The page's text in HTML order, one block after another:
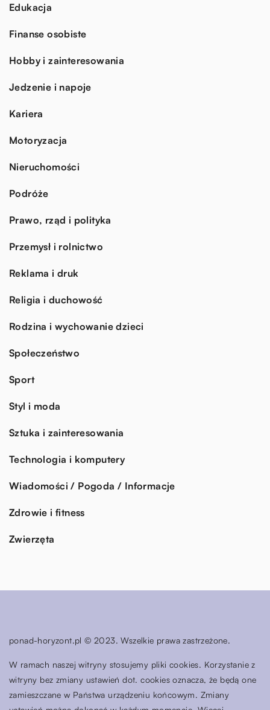
Edukacja
Finanse osobiste
Hobby i zainteresowania
Jedzenie i napoje
Kariera
Motoryzacja
Nieruchomości
Podróże
Prawo, rząd i polityka
Przemysł i rolnictwo
Reklama i druk
Religia i duchowość
Rodzina i wychowanie dzieci
Społeczeństwo
Sport
Styl i moda
Sztuka i zainteresowania
Technologia i komputery
Wiadomości / Pogoda / Informacje
Zdrowie i fitness
Zwierzęta
ponad-horyzont.pl © 2023. Wszelkie prawa zastrzeżone.
W ramach naszej witryny stosujemy pliki cookies. Korzystanie z
witryny bez zmiany ustawień dot. cookies oznacza, że będą one
zamieszczane w Państwa urządzeniu końcowym. Zmiany